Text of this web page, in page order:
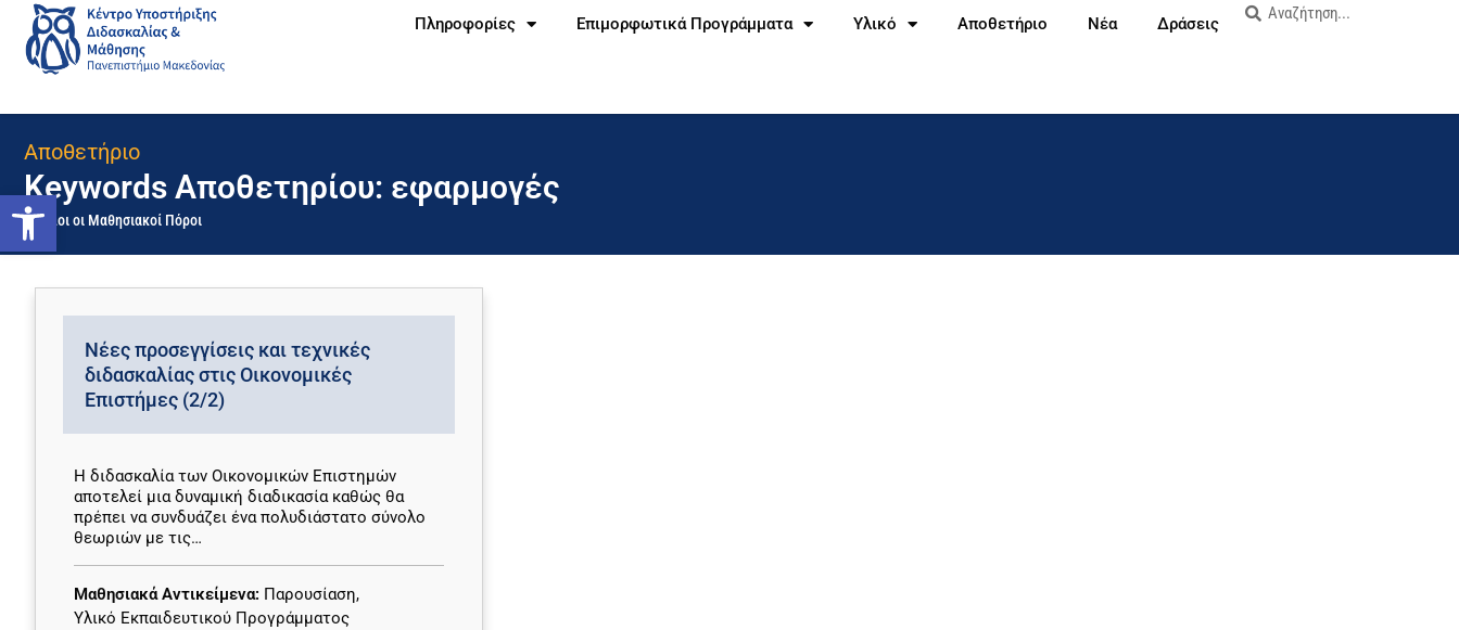
Ανοίξτε τη γραμμή εργαλείων
Πληροφορίες Επιμορφωτικά Προγράμματα Υλικό Αποθετήριο Νέα Δράσεις
Αποθετήριο
Keywords Αποθετηρίου: εφαρμογές
Όλοι οι Μαθησιακοί Πόροι
Νέες προσεγγίσεις και τεχνικές
διδασκαλίας στις Οικονομικές
Επιστήμες (2/2)
Η διδασκαλία των Οικονομικών Επιστημών
αποτελεί μια δυναμική διαδικασία καθώς θα
πρέπει να συνδυάζει ένα πολυδιάστατο σύνολο
θεωριών με τις…
Μαθησιακά Αντικείμενα: Παρουσίαση,
Υλικό Εκπαιδευτικού Προγράμματος